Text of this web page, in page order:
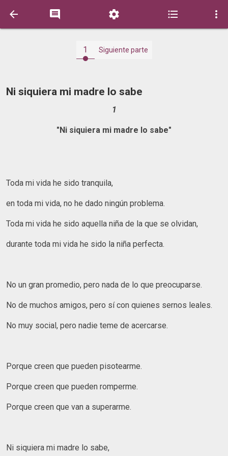
    
1 Siguiente parte
Ni siquiera mi madre lo sabe
1
"Ni siquiera mi madre lo sabe"
Toda mi vida he sido tranquila,
en toda mi vida, no he dado ningún problema.
Toda mi vida he sido aquella niña de la que se olvidan,
durante toda mi vida he sido la niña perfecta.
No un gran promedio, pero nada de lo que preocuparse.
No de muchos amigos, pero sí con quienes sernos leales.
No muy social, pero nadie teme de acercarse.
Porque creen que pueden pisotearme.
Porque creen que pueden romperme.
Porque creen que van a superarme.
Ni siquiera mi madre lo sabe,